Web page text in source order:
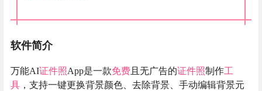
软件简介
万能AI证件照App是一款免费 且无广告的证件照制作工
具 ，支持一键更换背景颜色、去除背景、手动编辑背景元